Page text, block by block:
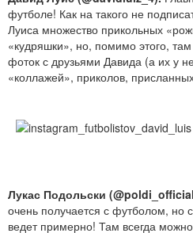
футболе! Как на такого не
Луиса множество прикольных
«кудряшки», но, помимо этого,
фоток с друзьями Давида (а их у
«коллажей», приколов,
Лукас Подольски
очень получается с футболом, но
ведет примерно! Там всегда